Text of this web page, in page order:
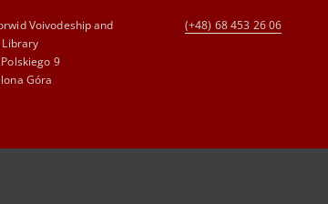
Voivodeship and
Library
9
Góra
(+48) 68 453 26 06